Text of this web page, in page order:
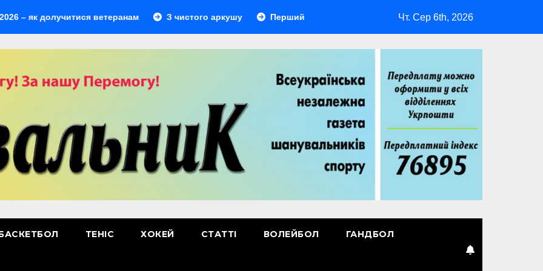
долучитися ветеранам З чистого аркушу Перший лідер Повернення Мудрика Втрачені ілюзії
Чт. Сер 6th, 2026
ТЕНІС ХОКЕЙ СТАТТІ ВОЛЕЙБОЛ ГАНДБОЛ